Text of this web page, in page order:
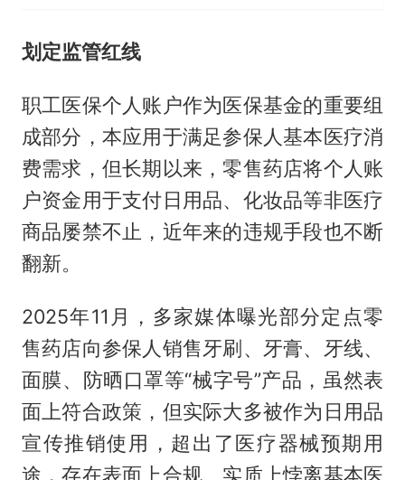
划定监管红线
职工医保个人账户作为医保基金的重要组
成部分，本应用于满足参保人基本医疗消
费需求，但长期以来，零售药店将个人账
户资金用于支付日用品、化妆品等非医疗
商品屡禁不止，近年来的违规手段也不断
翻新。
2025年11月，多家媒体曝光部分定点零
售药店向参保人销售牙刷、牙膏、牙线、
面膜、防晒口罩等“械字号”产品，虽然表
面上符合政策，但实际大多被作为日用品
宣传推销使用，超出了医疗器械预期用
途，存在表面上合规、实质上悖离基本医